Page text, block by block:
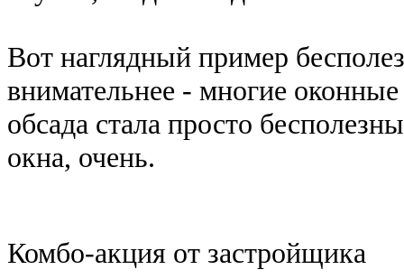
Вот наглядный пример
внимательнее - многие
обсада стала просто
окна, очень.
Комбо-акция от застройщика